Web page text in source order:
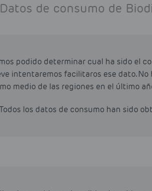
Datos de consumo de
podido determinar cual ha sido el
intentaremos facilitaros ese dato.
medio de las regiones en el último
los datos de consumo han sido